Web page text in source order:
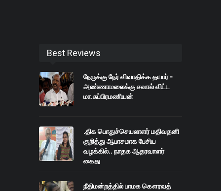
Best Reviews
நேருக்கு நேர் விவாதிக்க தயார் -
அண்ணாமலைக்கு சவால் விட்ட
மா.சுப்பிரமணியன்
.திக பொதுச்செயலாளர் மதிவதனி
குறித்து ஆபாசமாக பேசிய
வழக்கில்.. நாதக ஆதரவாளர்
கைது
நீதிமன்றத்தில் பாமக கௌரவத்